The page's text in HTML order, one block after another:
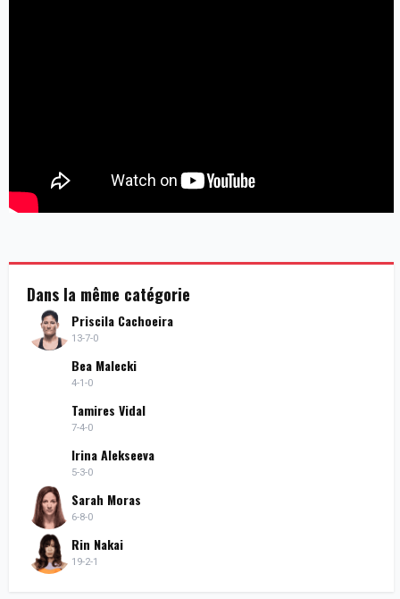
Dans la même catégorie
Priscila Cachoeira
13-7-0
Bea Malecki
4-1-0
Tamires Vidal
7-4-0
Irina Alekseeva
5-3-0
Sarah Moras
6-8-0
Rin Nakai
19-2-1